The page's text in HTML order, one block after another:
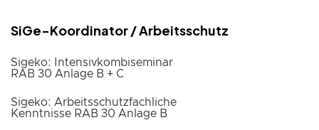
SiGe-Koordinator / Arbeitsschutz
Sigeko: Intensivkombiseminar
RAB 30 Anlage B + C
Sigeko: Arbeitsschutzfachliche
Kenntnisse RAB 30 Anlage B